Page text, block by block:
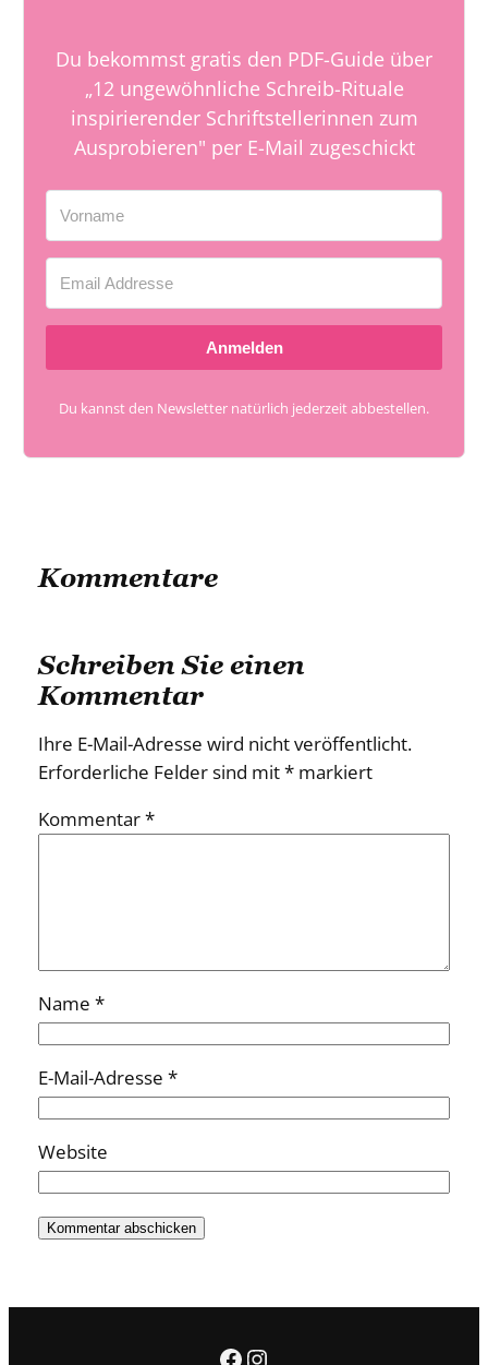
Du bekommst gratis den PDF-Guide über
„12 ungewöhnliche Schreib-Rituale
inspirierender Schriftstellerinnen zum
Ausprobieren" per E-Mail zugeschickt
Anmelden
Du kannst den Newsletter natürlich jederzeit abbestellen.
Kommentare
Schreiben Sie einen
Kommentar
Ihre E-Mail-Adresse wird nicht veröffentlicht.
Erforderliche Felder sind mit*markiert
Kommentar*
Name *
E-Mail-Adresse *
Website
Facebook Instagram